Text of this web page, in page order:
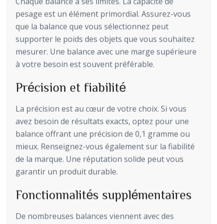
pesage est un élément primordial. Assurez-vous
que la balance que vous sélectionnez peut
supporter le poids des objets que vous souhaitez
mesurer. Une balance avec une marge supérieure
à votre besoin est souvent préférable.
Précision et fiabilité
La précision est au cœur de votre choix. Si vous
avez besoin de résultats exacts, optez pour une
balance offrant une précision de 0,1 gramme ou
mieux. Renseignez-vous également sur la fiabilité
de la marque. Une réputation solide peut vous
garantir un produit durable.
Fonctionnalités supplémentaires
De nombreuses balances viennent avec des